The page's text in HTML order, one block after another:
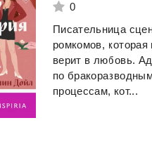
0
Писательница
ромкомов, которая
верит в любовь.
по
процессам, кот...